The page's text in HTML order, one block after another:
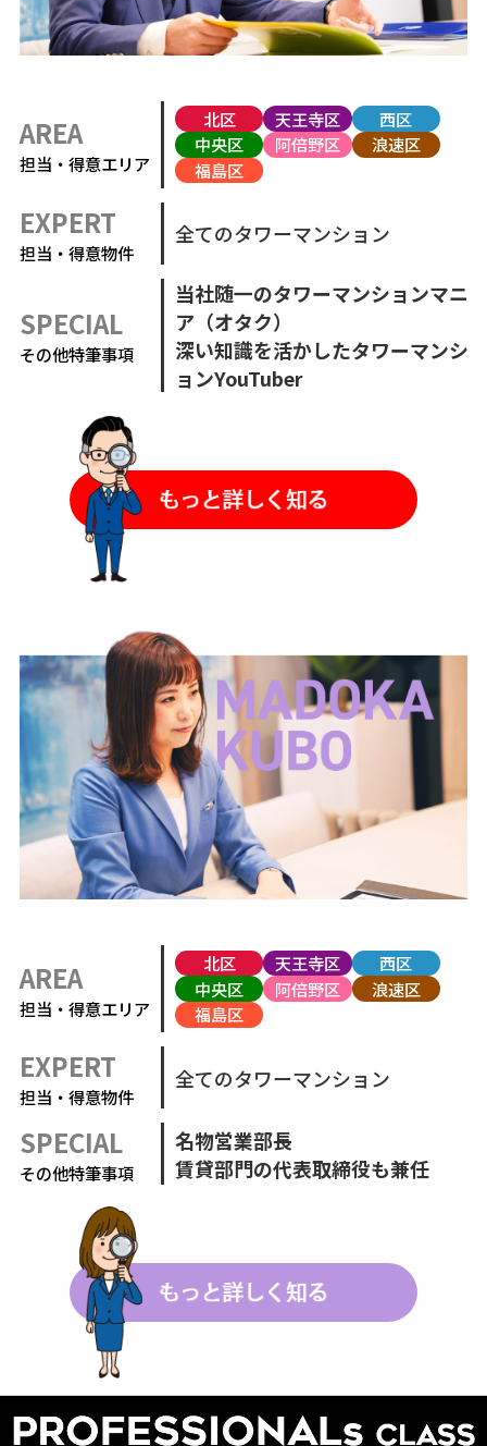
AREA
担当・得意エリア
北区 天王寺区
西区
中央区
阿倍野区
浪速区
福島区
EXPERT
担当・得意物件
全てのタワーマンション
SPECIAL
その他特筆事項
当社随一のタワーマンションマニ
ア（オタク）
深い知識を活かしたタワーマンシ
ョンYouTuber
AREA
担当・得意エリア
北区 天王寺区
西区
中央区
阿倍野区
浪速区
福島区
EXPERT
担当・得意物件
全てのタワーマンション
SPECIAL
その他特筆事項
名物営業部長
賃貸部門の代表取締役も兼任